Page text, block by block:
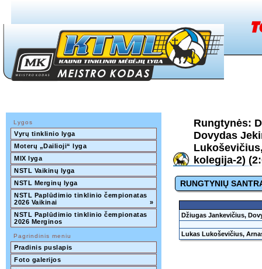
Lygos
Vyrų tinklinio lyga
Moterų „Dailioji“ lyga
MIX lyga
NSTL Vaikinų lyga
NSTL Merginų lyga
NSTL Paplūdimio tinklinio čempionatas
2026 Vaikinai
»
NSTL Paplūdimio tinklinio čempionatas
2026 Merginos
Pagrindinis meniu
Pradinis puslapis
Foto galerijos
Rungtynės:
Dovydas
kolegija-2)
RUNGTYNIŲ
Džiugas Jankevičius,
Lukas Lukoševičius,